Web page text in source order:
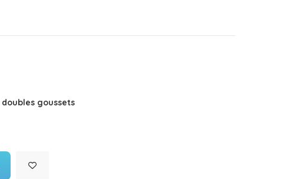
doubles goussets